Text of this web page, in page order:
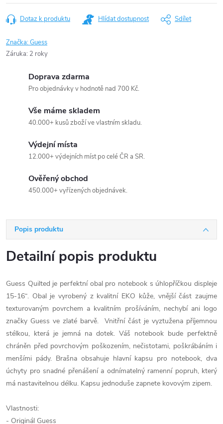
Dotaz k produktu Hlídat dostupnost Sdílet
Značka:Guess
Záruka: 2 roky
Doprava zdarma
Pro objednávky v hodnotě nad 700 Kč.
Vše máme skladem
40.000+ kusů zboží ve vlastním skladu.
Výdejní místa
12.000+ výdejních míst po celé ČR a SR.
Ověřený obchod
450.000+ vyřízených objednávek.
Popis produktu
Detailní popis produktu
Guess Quilted je perfektní obal pro notebook s úhlopříčkou displeje
15-16“. Obal je vyrobený z kvalitní EKO kůže, vnější část zaujme
texturovaným povrchem a kvalitním prošíváním, nechybí ani logo
značky Guess ve zlaté barvě. Vnitřní část je vyztužena příjemnou
stélkou, která je jemná na dotek. Váš notebook bude perfektně
chráněn před povrchovým poškozením, nečistotami, poškrábáním i
menšími pády. Brašna obsahuje hlavní kapsu pro notebook, dva
úchyty pro snadné přenášení a odnímatelný ramenní popruh, který
má nastavitelnou délku. Kapsu jednoduše zapnete kovovým zipem.
Vlastnosti:
- Originál Guess